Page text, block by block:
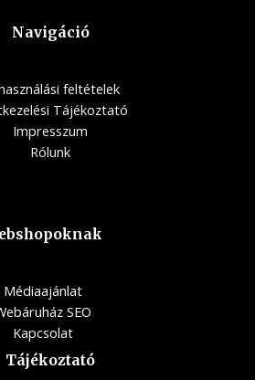
Navigáció
feltételek
Tájékoztató
Impresszum
Rólunk
Médiaajánlat
SEO
Kapcsolat
Tájékoztató